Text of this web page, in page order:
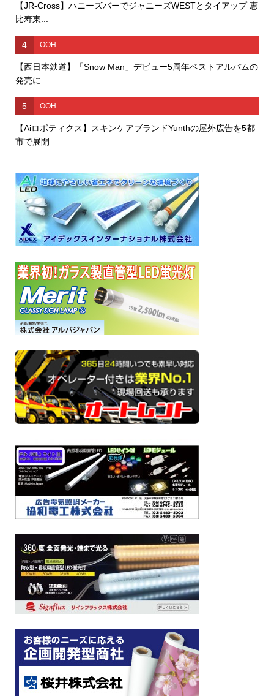
【JR-Cross】ハニーズバーでジャニーズWESTとタイアップ 恵
比寿東...
4 OOH
【西日本鉄道】「Snow Man」デビュー5周年ベストアルバムの
発売に...
5 OOH
【Aiロボティクス】スキンケアブランドYunthの屋外広告を5都
市で展開